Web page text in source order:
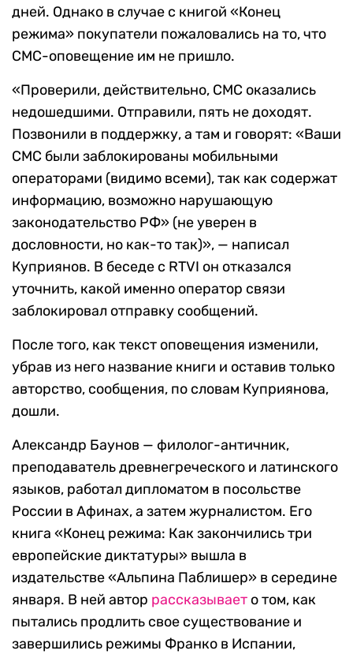
дней. Однако в случае с книгой «Конец
режима» покупатели пожаловались на то, что
СМС-оповещение им не пришло.
«Проверили, действительно, СМС оказались
недошедшими. Отправили, пять не доходят.
Позвонили в поддержку, а там и говорят: «Ваши
СМС были заблокированы мобильными
операторами (видимо всеми), так как содержат
информацию, возможно нарушающую
законодательство РФ» (не уверен в
дословности, но как-то так)», — написал
Куприянов. В беседе с RTVI он отказался
уточнить, какой именно оператор связи
заблокировал отправку сообщений.
После того, как текст оповещения изменили,
убрав из него название книги и оставив только
авторство, сообщения, по словам Куприянова,
дошли.
Александр Баунов — филолог-античник,
преподаватель древнегреческого и латинского
языков, работал дипломатом в посольстве
России в Афинах, а затем журналистом. Его
книга «Конец режима: Как закончились три
европейские диктатуры» вышла в
издательстве «Альпина Паблишер» в середине
января. В ней автор рассказывает о том, как
пытались продлить свое существование и
завершились режимы Франко в Испании,